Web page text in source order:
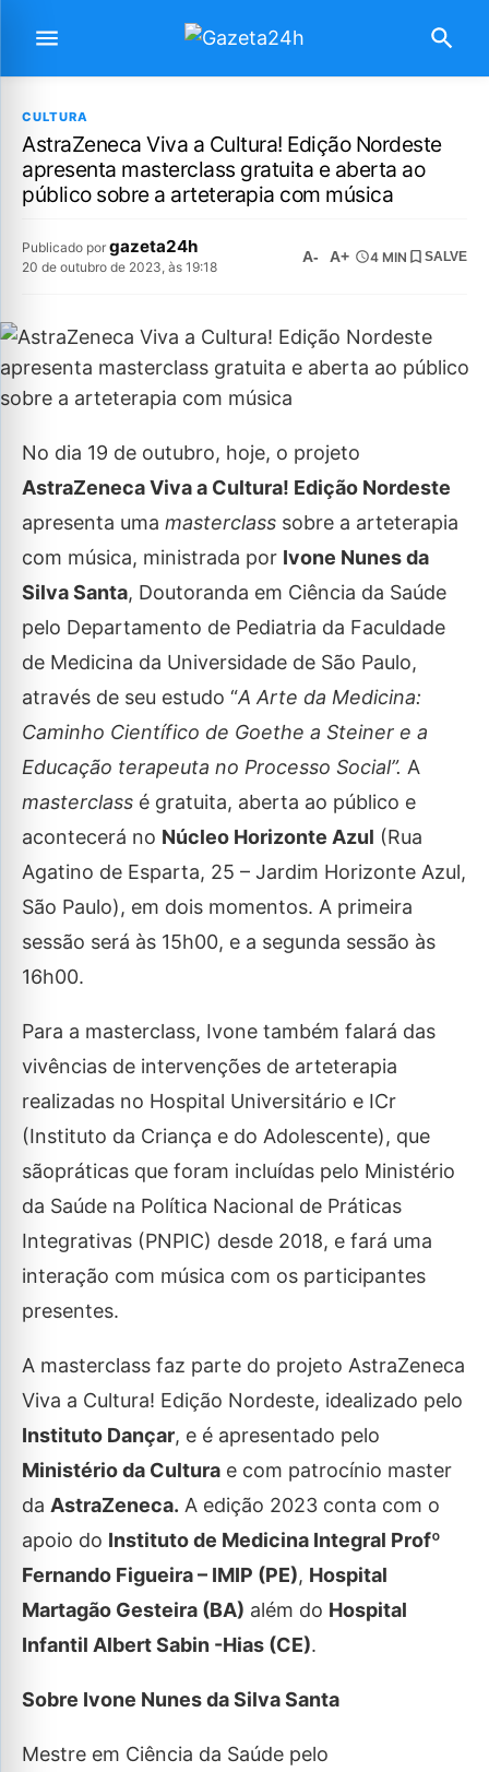
CULTURA
AstraZeneca Viva a Cultura! Edição Nordeste
apresenta masterclass gratuita e aberta ao
público sobre a arteterapia com música
Publicado por gazeta24h
20 de outubro de 2023, às 19:18
A- A+ 4 MIN SALVE
No dia 19 de outubro, hoje, o projeto
AstraZeneca Viva a Cultura! Edição Nordeste
apresenta uma masterclass sobre a arteterapia
com música, ministrada por Ivone Nunes da
Silva Santa, Doutoranda em Ciência da Saúde
pelo Departamento de Pediatria da Faculdade
de Medicina da Universidade de São Paulo,
através de seu estudo “A Arte da Medicina:
Caminho Científico de Goethe a Steiner e a
Educação terapeuta no Processo Social”. A
masterclass é gratuita, aberta ao público e
acontecerá no Núcleo Horizonte Azul (Rua
Agatino de Esparta, 25 – Jardim Horizonte Azul,
São Paulo), em dois momentos. A primeira
sessão será às 15h00, e a segunda sessão às
16h00.
Para a masterclass, Ivone também falará das
vivências de intervenções de arteterapia
realizadas no Hospital Universitário e ICr
(Instituto da Criança e do Adolescente), que
sãopráticas que foram incluídas pelo Ministério
da Saúde na Política Nacional de Práticas
Integrativas (PNPIC) desde 2018, e fará uma
interação com música com os participantes
presentes.
A masterclass faz parte do projeto AstraZeneca
Viva a Cultura! Edição Nordeste, idealizado pelo
Instituto Dançar, e é apresentado pelo
Ministério da Cultura e com patrocínio master
da AstraZeneca. A edição 2023 conta com o
apoio do Instituto de Medicina Integral Profº
Fernando Figueira – IMIP (PE), Hospital
Martagão Gesteira (BA) além do Hospital
Infantil Albert Sabin -Hias (CE).
Sobre Ivone Nunes da Silva Santa
Mestre em Ciência da Saúde pelo